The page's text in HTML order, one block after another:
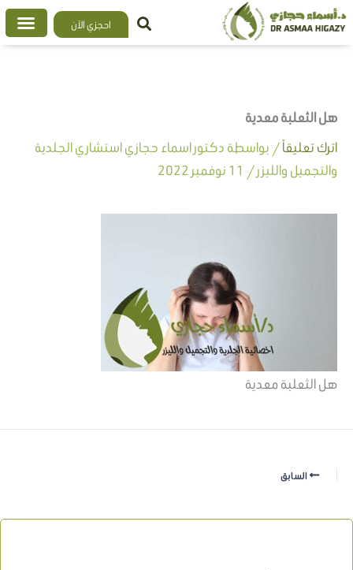
تخطي
إلى
احجزي الآن
هل الثعلبة معدية
اترك تعليقاً/ بواسطة دكتور اسماء حجازي استشاري الجلدية
والتجميل والليزر/ 11 نوفمبر 2022
هل الثعلبة معدية
السابق